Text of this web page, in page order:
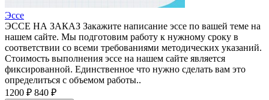
Эссе
ЭССЕ НА ЗАКАЗ Закажите написание эссе по вашей теме на
нашем сайте. Мы подготовим работу к нужному сроку в
соответствии со всеми требованиями методических указаний.
Стоимость выполнения эссе на нашем сайте является
фиксированной. Единственное что нужно сделать вам это
определиться с объемом работы..
1200 ₽ 840 ₽